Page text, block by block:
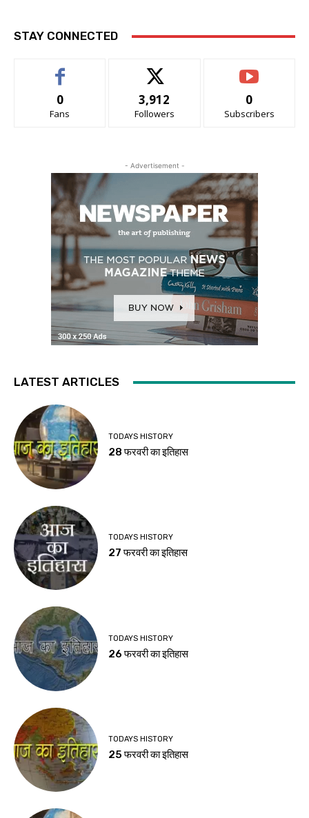
STAY CONNECTED
0
Fans
3,912
Followers
0
Subscribers
- Advertisement -
LATEST ARTICLES
TODAYS HISTORY
28 फरवरी का इतिहास
TODAYS HISTORY
27 फरवरी का इतिहास
TODAYS HISTORY
26 फरवरी का इतिहास
TODAYS HISTORY
25 फरवरी का इतिहास